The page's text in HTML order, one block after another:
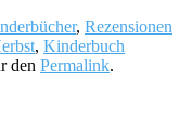
, Rezensionen
, Kinderbuch
den Permalink.